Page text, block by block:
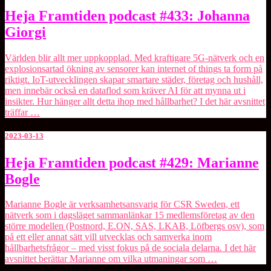
Heja
Framtiden
podcast
Johanna
Giorgi
Heja Framtiden podcast #433: Johanna
Giorgi
Världen blir allt mer uppkopplad. Med kraftigare 5G-nätverk och en
explosionsartad ökning av sensorer kan internet of things ta form på
riktigt. IoT-utvecklingen skapar smartare städer, företag och hushåll,
men innebär också en dataflod som kräver AI för att mynna ut i
insikter. Hur hänger allt detta ihop med hållbarhet? I det här avsnittet
träffar …
2023-03-13
Heja
Framtiden
podcast
Marianne
Bogle
Heja Framtiden podcast #429: Marianne
Bogle
Marianne Bogle är verksamhetsansvarig för CSR Sweden, ett
nätverk som i dagsläget sammanlänkar 15 medlemsföretag av den
större modellen (Postnord, E.ON, SAS, LKAB, Löfbergs osv), som
på ett eller annat sätt vill utvecklas och samverka inom
hållbarhetsfrågor – med visst fokus på de sociala delarna. I det här
avsnittet berättar Marianne om vilka utmaningar som …